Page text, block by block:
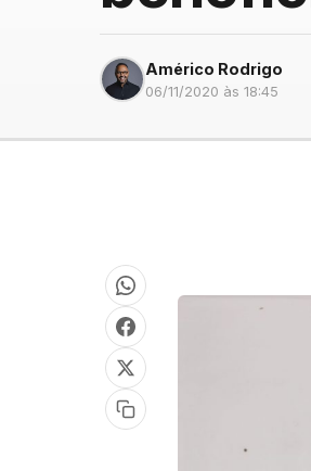
Américo Rodrigo
06/11/2020 às 18:45